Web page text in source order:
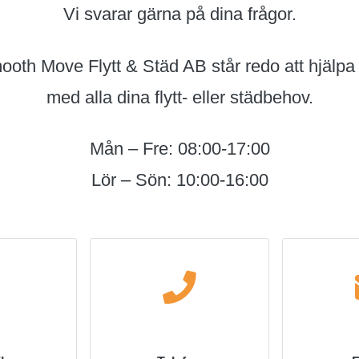
Vi svarar gärna på dina frågor.
Move Flytt & Städ AB står redo att hjälpa
med alla dina flytt- eller städbehov.
Mån – Fre: 08:00-17:00
Lör – Sön: 10:00-16:00